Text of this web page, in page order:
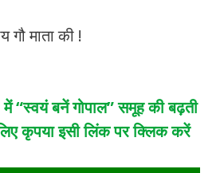
माता की !
“स्वयं बनें गोपाल” समूह की बढ़ती
कृपया इसी लिंक पर क्लिक करें